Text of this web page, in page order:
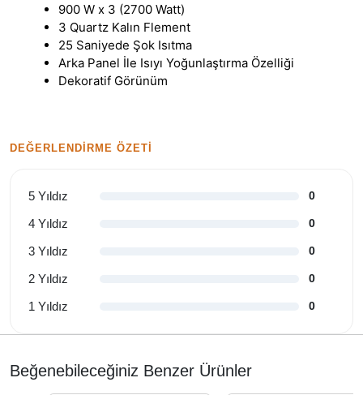
900 W x 3 (2700 Watt)
3 Quartz Kalın Flement
25 Saniyede Şok Isıtma
Arka Panel İle Isıyı Yoğunlaştırma Özelliği
Dekoratif Görünüm
DEĞERLENDIRME ÖZETI
5 Yıldız 0
4 Yıldız 0
3 Yıldız 0
2 Yıldız 0
1 Yıldız 0
Beğenebileceğiniz Benzer Ürünler